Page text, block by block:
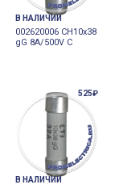
В НАЛИЧИИ
002620006 CH10x38
gG 8A/500V C
525₽
В НАЛИЧИИ